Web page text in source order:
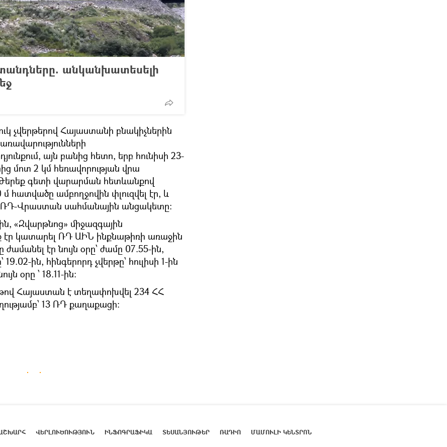
անկանխատեսելի
չվերթերով Հայաստանի բնակիչներին
այն բանից հետո, երբ հունիսի 23-
մոտ 2 կմ հեռավորության վրա
գետի վարարման հետևանքով
ամբողջովին փլուզվել էր, և
Վրաստան սահմանային անցակետը:
«Զվարթնոց» միջազգային
էր կատարել ՌԴ ԱԻՆ ինքնաթիռի առաջին
էր նույն օրը՝ ժամը 07.55-ին,
19.02-ին, հինգերորդ չվերթը՝ հուլիսի 1-ին
օրը ՝ 18.11-ին:
Հայաստան է տեղափոխվել 234 ՀՀ
13 ՌԴ քաղաքացի:
ՎԵՐԼՈՒԾՈՒԹՅՈՒՆ ԻՆՖՈԳՐԱՖԻԿԱ ՏԵՍԱՆՅՈՒԹԵՐ ՌԱԴԻՈ ՄԱՄՈՒԼԻ ԿԵՆՏՐՈՆ